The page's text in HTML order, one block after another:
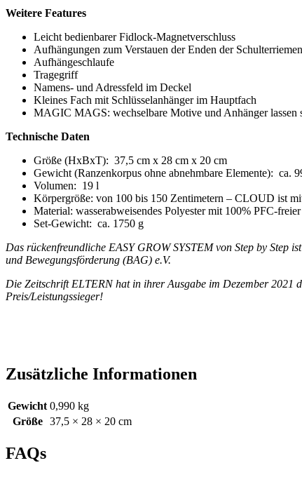
Weitere Features
Leicht bedienbarer Fidlock-Magnetverschluss
Aufhängungen zum Verstauen der Enden der Schulterriemen
Aufhängeschlaufe
Tragegriff
Namens- und Adressfeld im Deckel
Kleines Fach mit Schlüsselanhänger im Hauptfach
MAGIC MAGS: wechselbare Motive und Anhänger lassen
Technische Daten
Größe (HxBxT): 37,5 cm x 28 cm x 20 cm
Gewicht (Ranzenkorpus ohne abnehmbare Elemente): ca.
Volumen: 19 l
Körpergröße: von 100 bis 150 Zentimetern – CLOUD ist
Material: wasserabweisendes Polyester mit 100% PFC-
Set-Gewicht: ca. 1750 g
Das rückenfreundliche EASY GROW SYSTEM von Step by Step
und Bewegungsförderung (BAG) e.V.
Die Zeitschrift ELTERN hat in ihrer Ausgabe im Dezember 2021
Preis/Leistungssieger!
Zusätzliche Informationen
Gewicht 0,990 kg
Größe
37,5 × 28 × 20 cm
FAQs